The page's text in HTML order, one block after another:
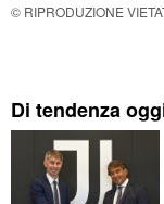
© RIPRODUZIONE
Di tendenza